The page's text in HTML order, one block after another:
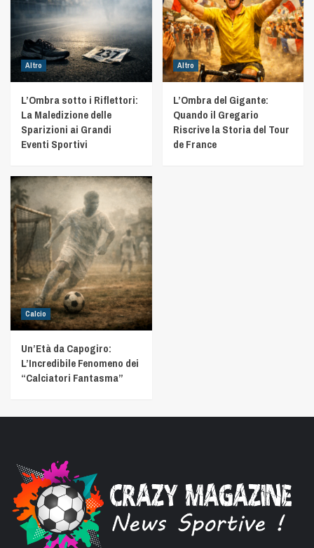
Altro
L’Ombra sotto i Riflettori:
La Maledizione delle
Sparizioni ai Grandi
Eventi Sportivi
Altro
L’Ombra del Gigante:
Quando il Gregario
Riscrive la Storia del Tour
de France
Calcio
Un’Età da Capogiro:
L’Incredibile Fenomeno dei
“Calciatori Fantasma”